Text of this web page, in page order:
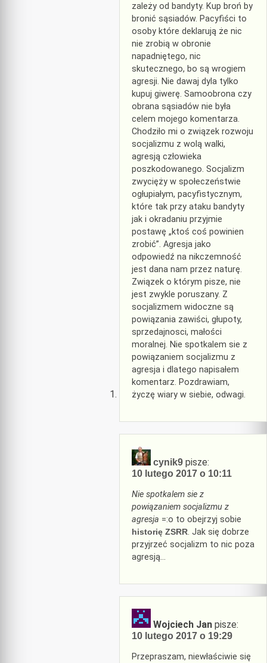
zależy od bandyty. Kup broń by
bronić sąsiadów. Pacyfiści to
osoby które deklarują że nic
nie zrobią w obronie
napadniętego, nic
skutecznego, bo są wrogiem
agresji. Nie dawaj dyla tylko
kupuj giwerę. Samoobrona czy
obrana sąsiadów nie była
celem mojego komentarza.
Chodziło mi o związek rozwoju
socjalizmu z wolą walki,
agresją człowieka
poszkodowanego. Socjalizm
zwycięży w społeczeństwie
ogłupiałym, pacyfistycznym,
które tak przy ataku bandyty
jak i okradaniu przyjmie
postawę „ktoś coś powinien
zrobić”. Agresja jako
odpowiedź na nikczemność
jest dana nam przez naturę.
Związek o którym pisze, nie
jest zwykle poruszany. Z
socjalizmem widoczne są
powiązania zawiści, głupoty,
sprzedajnosci, małości
moralnej. Nie spotkalem sie z
powiązaniem socjalizmu z
agresja i dlatego napisałem
komentarz. Pozdrawiam,
życzę wiary w siebie, odwagi.
cynik9 pisze:
10 lutego 2017 o 10:11
Nie spotkalem sie z
powiązaniem socjalizmu z
agresja =:o to obejrzyj sobie
historię ZSRR. Jak się dobrze
przyjrzeć socjalizm to nic poza
agresją…
Wojciech Jan pisze:
10 lutego 2017 o 19:29
Przepraszam, niewłaściwie się